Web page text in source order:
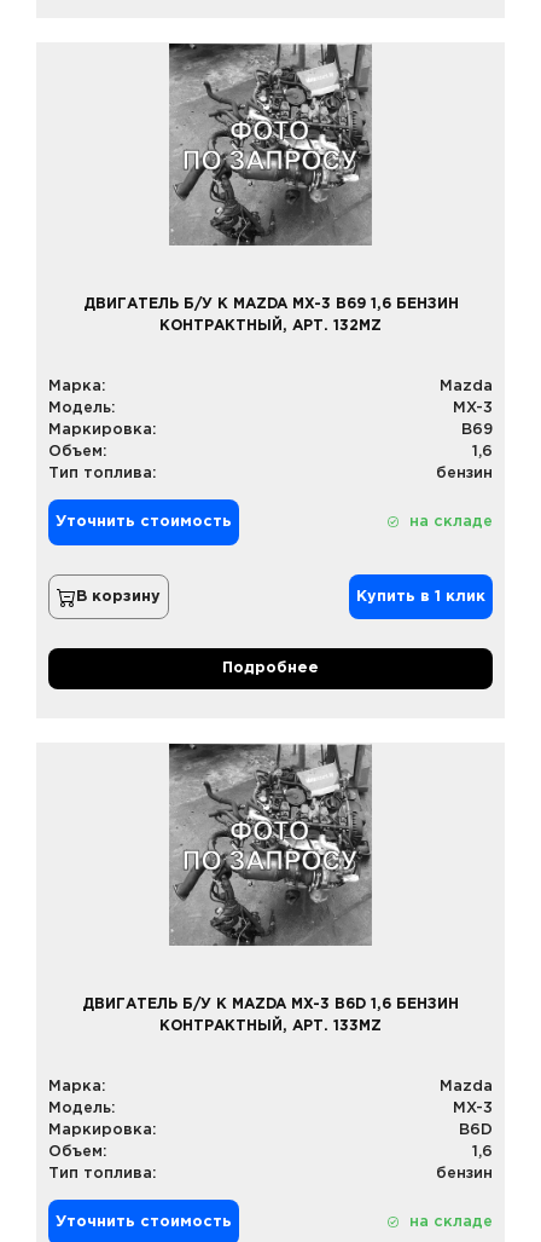
ДВИГАТЕЛЬ Б/У К MAZDA MX-3 B69 1,6 БЕНЗИН
КОНТРАКТНЫЙ, АРТ. 132MZ
Марка:
Mazda
Модель:
MX-3
Маркировка:
B69
Объем:
1,6
Тип топлива:
бензин
Уточнить стоимость на складе
В корзину Купить в 1 клик
Подробнее
ДВИГАТЕЛЬ Б/У К MAZDA MX-3 B6D 1,6 БЕНЗИН
КОНТРАКТНЫЙ, АРТ. 133MZ
Марка:
Mazda
Модель:
MX-3
Маркировка:
B6D
Объем:
1,6
Тип топлива:
бензин
Уточнить стоимость на складе